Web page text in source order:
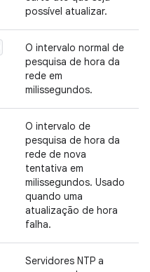
possível atualizar.
O intervalo normal de
pesquisa de hora da
rede em
milissegundos.
O intervalo de
pesquisa de hora da
rede de nova
tentativa em
milissegundos. Usado
quando uma
atualização de hora
falha.
Servidores NTP a